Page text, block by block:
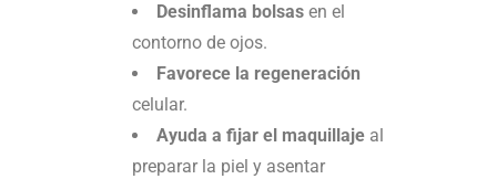
Desinflama bolsas en el
contorno de ojos.
Favorece la regeneración
celular.
Ayuda a fijar el maquillaje al
preparar la piel y asentar